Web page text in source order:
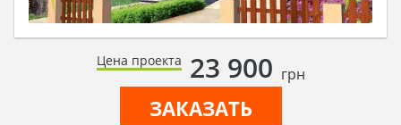
Цена проекта 23 900 грн
ЗАКАЗАТЬ